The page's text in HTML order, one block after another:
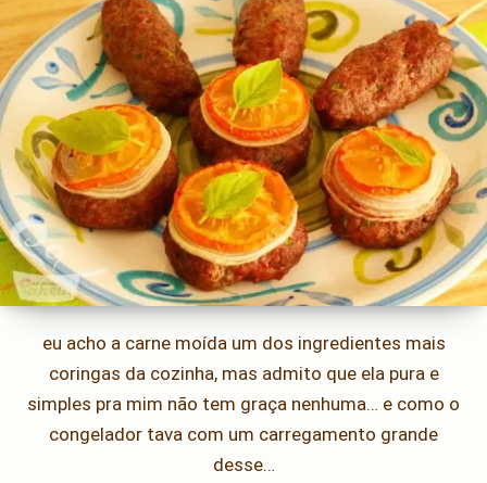
eu acho a carne moída um dos ingredientes mais
coringas da cozinha, mas admito que ela pura e
simples pra mim não tem graça nenhuma… e como o
congelador tava com um carregamento grande
desse…